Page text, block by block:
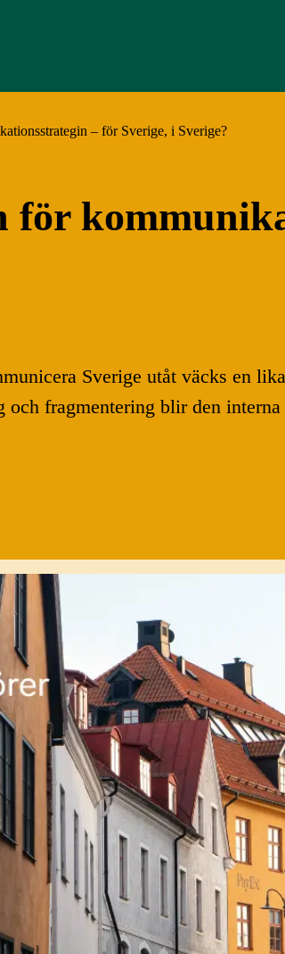
– för Sverige, i Sverige?
för
Sverige utåt väcks en
fragmentering blir den